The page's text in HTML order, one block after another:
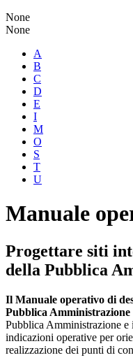
None
None
A
B
C
D
E
I
M
O
S
T
U
Manuale
Progettare siti
della Pubblica
Il Manuale operativo di
Pubblica Amministrazione
Pubblica Amministrazione
indicazioni operative per
realizzazione dei punti di